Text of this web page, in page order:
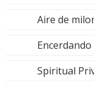
Aire de
Encerdando
Spiritual